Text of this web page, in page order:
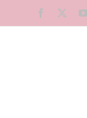
Facebook